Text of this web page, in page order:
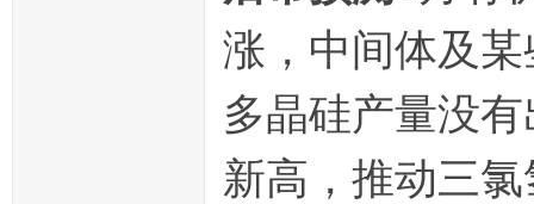
涨，中间体及
多晶硅产量没
新高，推动三